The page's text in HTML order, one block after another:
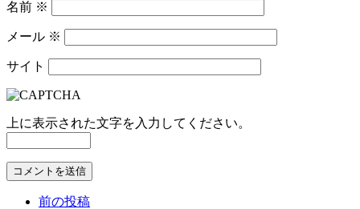
名前 ※
メール ※
サイト
上に表示された文字を入力してください。
コ
前の投稿